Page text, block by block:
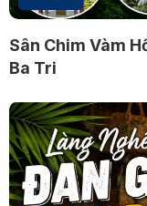
Sân Chim Vàm
Ba Tri